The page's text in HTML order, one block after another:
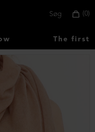
0
Søg
The first